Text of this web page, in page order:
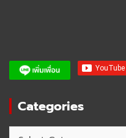
Categories